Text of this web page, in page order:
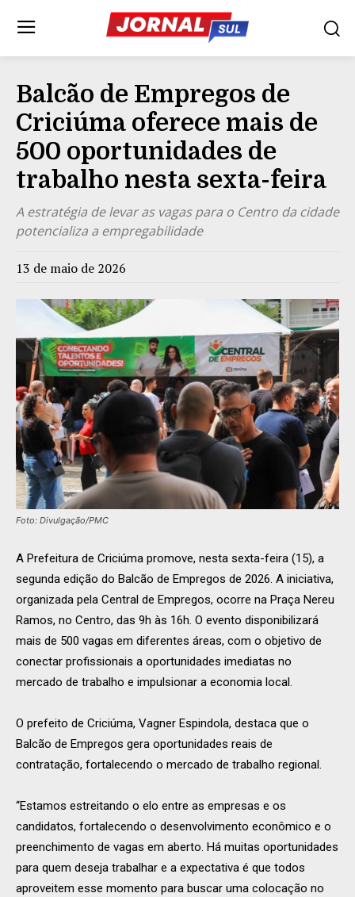
Balcão de Empregos de
Criciúma oferece mais de
500 oportunidades de
trabalho nesta sexta-feira
A estratégia de levar as vagas para o Centro da cidade
potencializa a empregabilidade
13 de maio de 2026
Foto: Divulgação/PMC
A Prefeitura de Criciúma promove, nesta sexta-feira (15), a
segunda edição do Balcão de Empregos de 2026. A iniciativa,
organizada pela Central de Empregos, ocorre na Praça Nereu
Ramos, no Centro, das 9h às 16h. O evento disponibilizará
mais de 500 vagas em diferentes áreas, com o objetivo de
conectar profissionais a oportunidades imediatas no
mercado de trabalho e impulsionar a economia local.
O prefeito de Criciúma, Vagner Espindola, destaca que o
Balcão de Empregos gera oportunidades reais de
contratação, fortalecendo o mercado de trabalho regional.
“Estamos estreitando o elo entre as empresas e os
candidatos, fortalecendo o desenvolvimento econômico e o
preenchimento de vagas em aberto. Há muitas oportunidades
para quem deseja trabalhar e a expectativa é que todos
aproveitem esse momento para buscar uma colocação no